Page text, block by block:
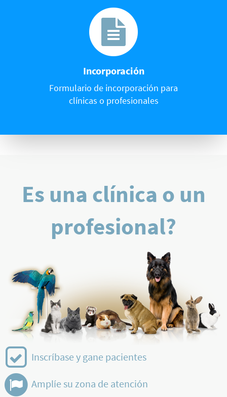
Incorporación
Formulario de incorporación para
clínicas o profesionales
Es una clínica o un
profesional?
Inscríbase y gane pacientes
Amplíe su zona de atención